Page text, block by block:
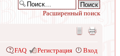
Расширенный поиск
FAQ Регистрация Вход